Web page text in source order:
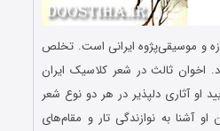
و موسیقی‌پژوه ایرانی است. تخلص
اخوان ثالث در شعر کلاسیک ایران
او آثاری دلپذیر در هر دو نوع شعر
آشنا به نوازندگی تار و مقام‌های